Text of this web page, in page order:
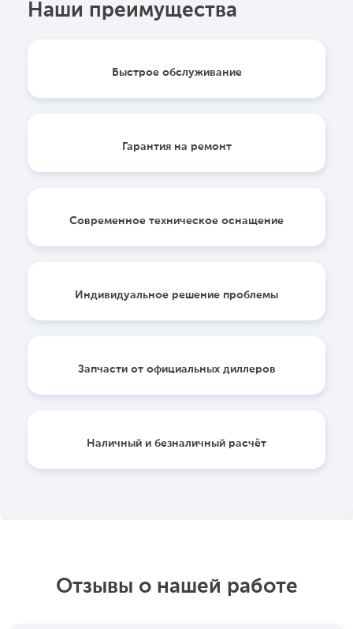
Наши преимущества
Быстрое обслуживание
Гарантия на ремонт
Современное техническое оснащение
Индивидуальное решение проблемы
Запчасти от официальных диллеров
Наличный и безналичный расчёт
Отзывы о нашей работе